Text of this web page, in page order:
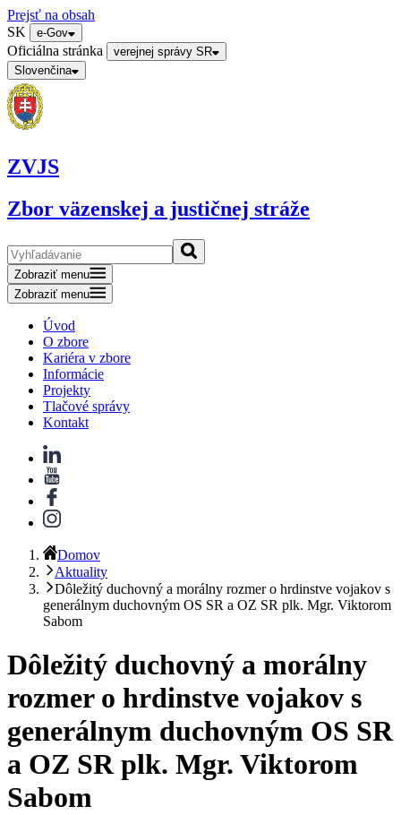
Prejsť na obsah
SK
e-Gov
Oficiálna stránka
verejnej správy SR
Slovenčina
ZVJS
Zbor väzenskej a justičnej stráže
Zobraziť menu
Zobraziť menu
Úvod
O zbore
Kariéra v zbore
Informácie
Projekty
Tlačové správy
Kontakt
Domov
Aktuality
Dôležitý duchovný a morálny rozmer o hrdinstve vojakov s
generálnym duchovným OS SR a OZ SR plk. Mgr. Viktorom
Sabom
Dôležitý duchovný a morálny
rozmer o hrdinstve vojakov s
generálnym duchovným OS SR
a OZ SR plk. Mgr. Viktorom
Sabom